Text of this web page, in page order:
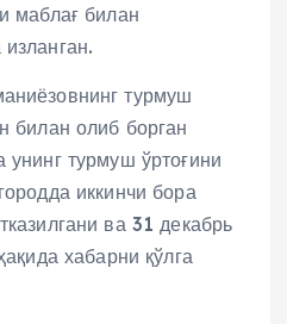
маблағ билан
турмуш
билан олиб борган
турмуш ўртоғини
иккинчи бора
ва 31 декабрь
хабарни қўлга